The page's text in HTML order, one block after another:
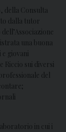
della Consulta
dalla tutor
una buona
giovani
Riccio sui diversi
del
in cui i